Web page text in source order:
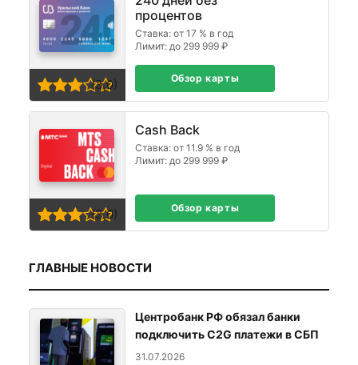
процентов
Ставка: от 17 % в год
Лимит: до 299 999 ₽
(3,0) Обзор карты
Cash Back
Ставка: от 11.9 % в год
Лимит: до 299 999 ₽
(3,0) Обзор карты
ГЛАВНЫЕ НОВОСТИ
Центробанк РФ обязал банки
подключить C2G платежи в СБП
31.07.2026